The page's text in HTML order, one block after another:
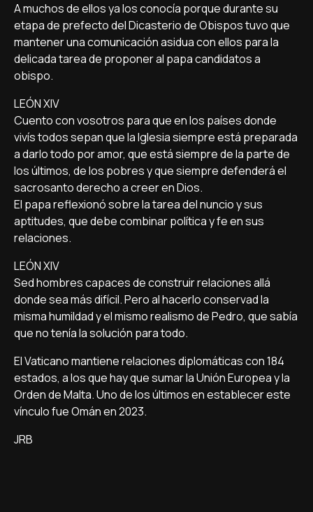
A muchos de ellos ya los conocía porque durante su
etapa de prefecto del Dicasterio de Obispos tuvo que
mantener una comunicación asidua con ellos para la
delicada tarea de proponer al papa candidatos a
obispo.
LEÓN XIV
Cuento con vosotros para que en los países donde
vivís todos sepan que la Iglesia siempre está preparada
a darlo todo por amor, que está siempre de la parte de
los últimos, de los pobres y que siempre defenderá el
sacrosanto derecho a creer en Dios.
El papa reflexionó sobre la tarea del nuncio y sus
aptitudes, que debe combinar política y fe en sus
relaciones.
LEÓN XIV
Sed hombres capaces de construir relaciones allá
donde sea más difícil. Pero al hacerlo conservad la
misma humildad y el mismo realismo de Pedro, que sabía
que no tenía la solución para todo.
El Vaticano mantiene relaciones diplomáticas con 184
estados, a los que hay que sumar la Unión Europea y la
Orden de Malta. Uno de los últimos en establecer este
vínculo fue Omán en 2023.
JRB